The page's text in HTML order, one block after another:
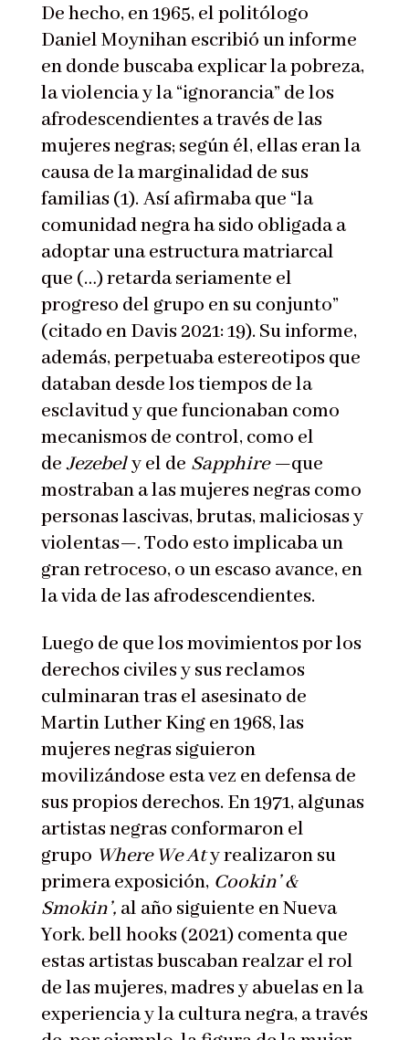
De hecho, en 1965, el politólogo
Daniel Moynihan escribió un informe
en donde buscaba explicar la pobreza,
la violencia y la “ignorancia” de los
afrodescendientes a través de las
mujeres negras; según él, ellas eran la
causa de la marginalidad de sus
familias (1). Así afirmaba que “la
comunidad negra ha sido obligada a
adoptar una estructura matriarcal
que (…) retarda seriamente el
progreso del grupo en su conjunto”
(citado en Davis 2021: 19). Su informe,
además, perpetuaba estereotipos que
databan desde los tiempos de la
esclavitud y que funcionaban como
mecanismos de control, como el
deJezebely el de Sapphire—que
mostraban a las mujeres negras como
personas lascivas, brutas, maliciosas y
violentas—. Todo esto implicaba un
gran retroceso, o un escaso avance, en
la vida de las afrodescendientes.
Luego de que los movimientos por los
derechos civiles y sus reclamos
culminaran tras el asesinato de
Martin Luther King en 1968, las
mujeres negras siguieron
movilizándose esta vez en defensa de
sus propios derechos. En 1971, algunas
artistas negras conformaron el
grupo Where We Aty realizaron su
primera exposición, Cookin’ &
Smokin’,al año siguiente en Nueva
York. bell hooks (2021) comenta que
estas artistas buscaban realzar el rol
de las mujeres, madres y abuelas en la
experiencia y la cultura negra, a través